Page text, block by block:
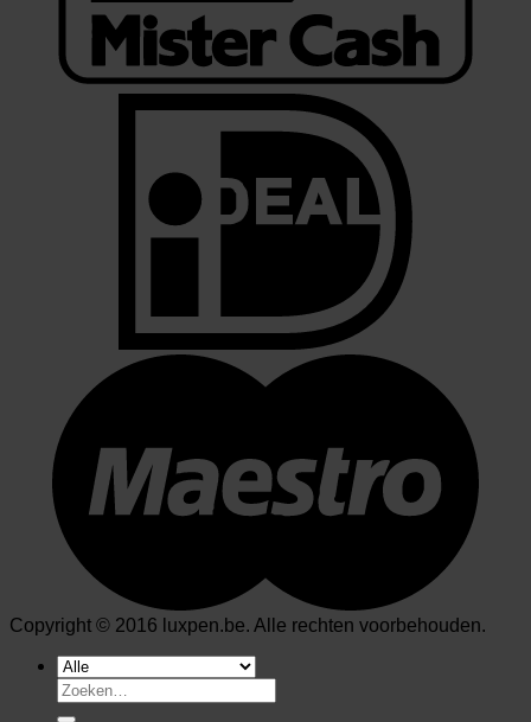
Copyright © 2016 luxpen.be. Alle rechten voorbehouden.
Zoeken
naar: